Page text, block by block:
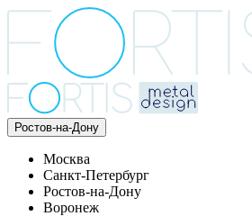
Ростов-на-Дону
Москва
Санкт-Петербург
Ростов-на-Дону
Воронеж